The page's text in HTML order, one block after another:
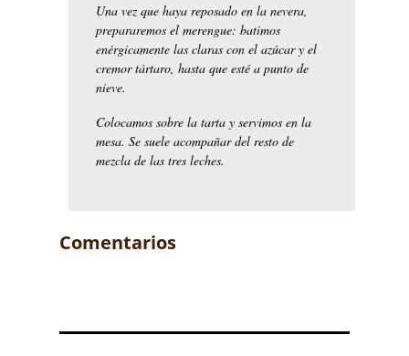
Una vez que haya reposado en la nevera,
prepararemos el merengue: batimos
enérgicamente las claras con el azúcar y el
cremor tártaro, hasta que esté a punto de
nieve.
Colocamos sobre la tarta y servimos en la
mesa. Se suele acompañar del resto de
mezcla de las tres leches.
Comentarios